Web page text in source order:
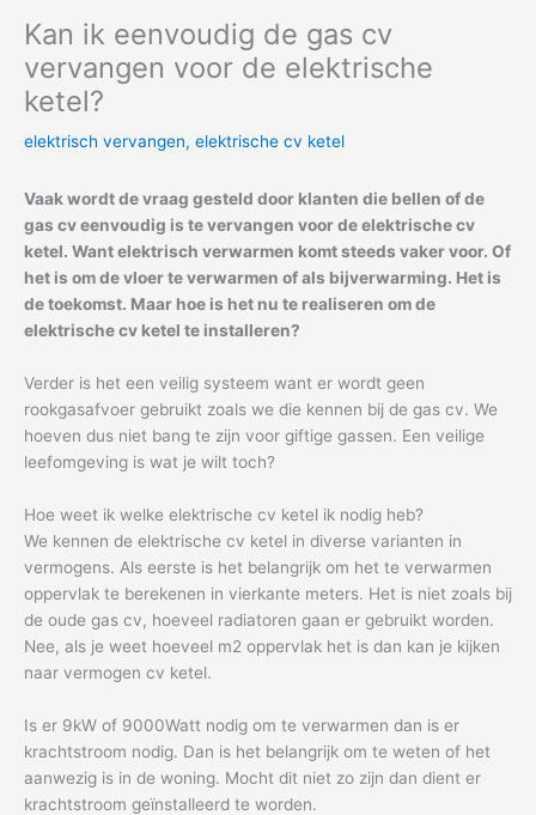
Kan ik eenvoudig de gas cv
vervangen voor de elektrische
ketel?
elektrisch vervangen, elektrische cv ketel
Vaak wordt de vraag gesteld door klanten die bellen of de
gas cv eenvoudig is te vervangen voor de elektrische cv
ketel. Want elektrisch verwarmen komt steeds vaker voor. Of
het is om de vloer te verwarmen of als bijverwarming. Het is
de toekomst. Maar hoe is het nu te realiseren om de
elektrische cv ketel te installeren?
Verder is het een veilig systeem want er wordt geen
rookgasafvoer gebruikt zoals we die kennen bij de gas cv. We
hoeven dus niet bang te zijn voor giftige gassen. Een veilige
leefomgeving is wat je wilt toch?
Hoe weet ik welke elektrische cv ketel ik nodig heb?
We kennen de elektrische cv ketel in diverse varianten in
vermogens. Als eerste is het belangrijk om het te verwarmen
oppervlak te berekenen in vierkante meters. Het is niet zoals bij
de oude gas cv, hoeveel radiatoren gaan er gebruikt worden.
Nee, als je weet hoeveel m2 oppervlak het is dan kan je kijken
naar vermogen cv ketel.
Is er 9kW of 9000Watt nodig om te verwarmen dan is er
krachtstroom nodig. Dan is het belangrijk om te weten of het
aanwezig is in de woning. Mocht dit niet zo zijn dan dient er
krachtstroom geïnstalleerd te worden.